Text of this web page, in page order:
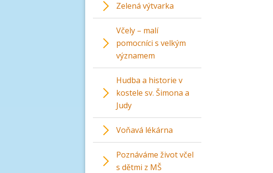
Zelená výtvarka
Včely – malí
pomocníci s velkým
významem
Hudba a historie v
kostele sv. Šimona a
Judy
Voňavá lékárna
Poznáváme život včel
s dětmi z MŠ